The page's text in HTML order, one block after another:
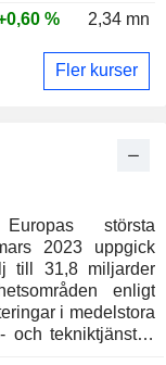
största
2023 uppgick
till 31,8 miljarder
enligt
och tekniktjänster,
% 2,34 mn
Fler kurser